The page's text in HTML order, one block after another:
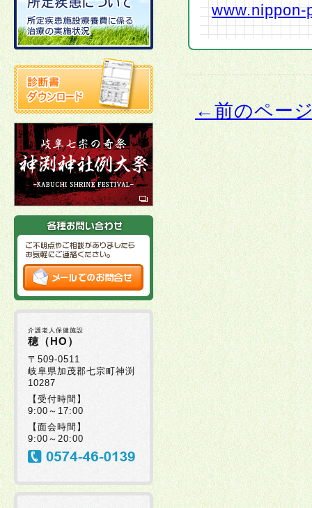
←前のペー
介護老人保健施設
穂（HO）
〒509-0511
岐阜県加茂郡七宗町神渕
10287
【受付時間】
9:00～17:00
【面会時間】
9:00～20:00